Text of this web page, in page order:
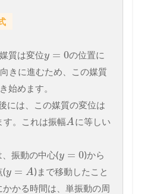
質は変位y = 0の位置に
きに進むため、この媒質
始めます。
には、この媒質の変位は
す。これは振幅Aに等しい
振動の中心(y = 0)から
(y = A)まで移動したこと
かる時間は、単振動の周